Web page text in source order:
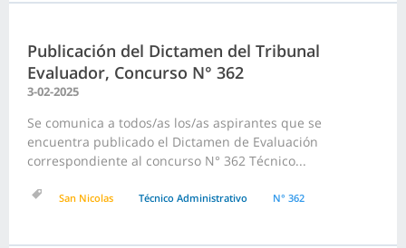
Publicación del Dictamen del Tribunal
Evaluador, Concurso N° 362
3-02-2025
Se comunica a todos/as los/as aspirantes que se
encuentra publicado el Dictamen de Evaluación
correspondiente al concurso N° 362 Técnico...
San Nicolas Técnico Administrativo N° 362